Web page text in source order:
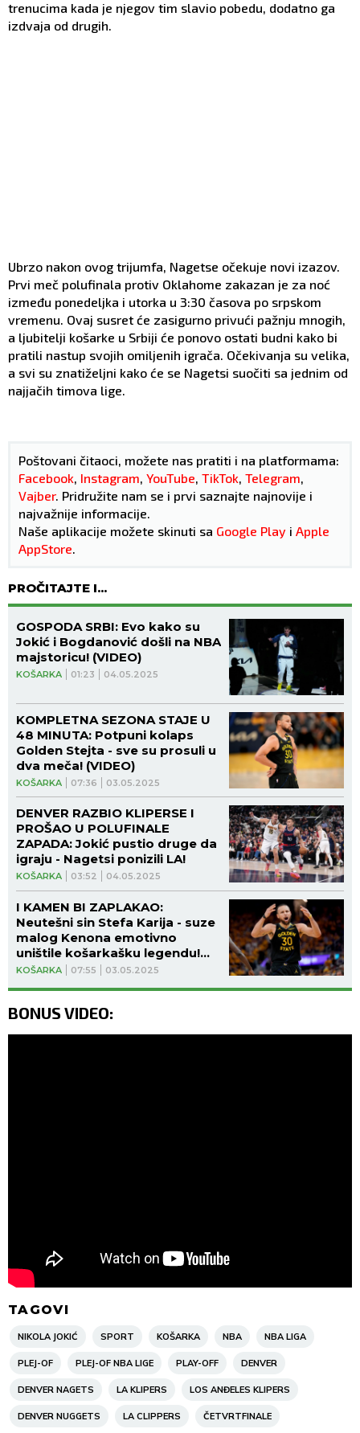
trenucima kada je njegov tim slavio pobedu, dodatno ga
izdvaja od drugih.
Ubrzo nakon ovog trijumfa, Nagetse očekuje novi izazov.
Prvi meč polufinala protiv Oklahome zakazan je za noć
između ponedeljka i utorka u 3:30 časova po srpskom
vremenu. Ovaj susret će zasigurno privući pažnju mnogih,
a ljubitelji košarke u Srbiji će ponovo ostati budni kako bi
pratili nastup svojih omiljenih igrača. Očekivanja su velika,
a svi su znatiželjni kako će se Nagetsi suočiti sa jednim od
najjačih timova lige.
Poštovani čitaoci, možete nas pratiti i na platformama:
Facebook, Instagram, YouTube, TikTok, Telegram,
Vajber. Pridružite nam se i prvi saznajte najnovije i
najvažnije informacije.
Naše aplikacije možete skinuti sa Google Play i Apple
AppStore.
PROČITAJTE I...
KOŠARKA 01:23 04.05.2025
GOSPODA SRBI: Evo kako su
Jokić i Bogdanović došli na NBA
majstoricu! (VIDEO)
KOŠARKA 07:36 03.05.2025
KOMPLETNA SEZONA STAJE U
48 MINUTA: Potpuni kolaps
Golden Stejta - sve su prosuli u
dva meča! (VIDEO)
KOŠARKA 03:52 04.05.2025
DENVER RAZBIO KLIPERSE I
PROŠAO U POLUFINALE
ZAPADA: Jokić pustio druge da
igraju - Nagetsi ponizili LA!
KOŠARKA 07:55 03.05.2025
I KAMEN BI ZAPLAKAO:
Neutešni sin Stefa Karija - suze
malog Kenona emotivno
uništile košarkašku legendu!
(VIDEO)
BONUS VIDEO:
TAGOVI
NIKOLA JOKIĆ SPORT KOŠARKA NBA NBA LIGA
PLEJ-OF PLEJ-OF NBA LIGE PLAY-OFF DENVER
DENVER NAGETS LA KLIPERS LOS ANĐELES KLIPERS
DENVER NUGGETS LA CLIPPERS ČETVRTFINALE